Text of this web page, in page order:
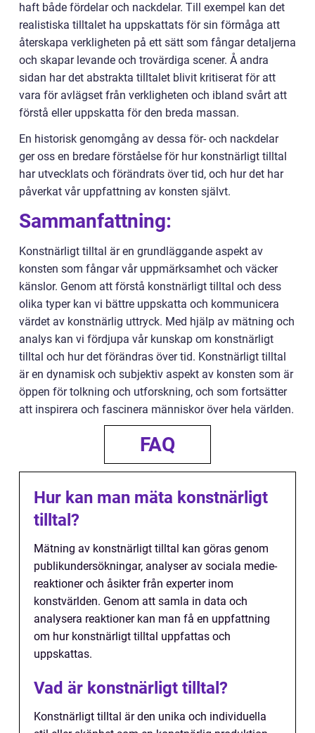
haft både fördelar och nackdelar. Till exempel kan det
realistiska tilltalet ha uppskattats för sin förmåga att
återskapa verkligheten på ett sätt som fångar detaljerna
och skapar levande och trovärdiga scener. Å andra
sidan har det abstrakta tilltalet blivit kritiserat för att
vara för avlägset från verkligheten och ibland svårt att
förstå eller uppskatta för den breda massan.
En historisk genomgång av dessa för- och nackdelar
ger oss en bredare förståelse för hur konstnärligt tilltal
har utvecklats och förändrats över tid, och hur det har
påverkat vår uppfattning av konsten självt.
Sammanfattning:
Konstnärligt tilltal är en grundläggande aspekt av
konsten som fångar vår uppmärksamhet och väcker
känslor. Genom att förstå konstnärligt tilltal och dess
olika typer kan vi bättre uppskatta och kommunicera
värdet av konstnärlig uttryck. Med hjälp av mätning och
analys kan vi fördjupa vår kunskap om konstnärligt
tilltal och hur det förändras över tid. Konstnärligt tilltal
är en dynamisk och subjektiv aspekt av konsten som är
öppen för tolkning och utforskning, och som fortsätter
att inspirera och fascinera människor över hela världen.
FAQ
Hur kan man mäta konstnärligt
tilltal?
Mätning av konstnärligt tilltal kan göras genom
publikundersökningar, analyser av sociala medie-
reaktioner och åsikter från experter inom
konstvärlden. Genom att samla in data och
analysera reaktioner kan man få en uppfattning
om hur konstnärligt tilltal uppfattas och
uppskattas.
Vad är konstnärligt tilltal?
Konstnärligt tilltal är den unika och individuella